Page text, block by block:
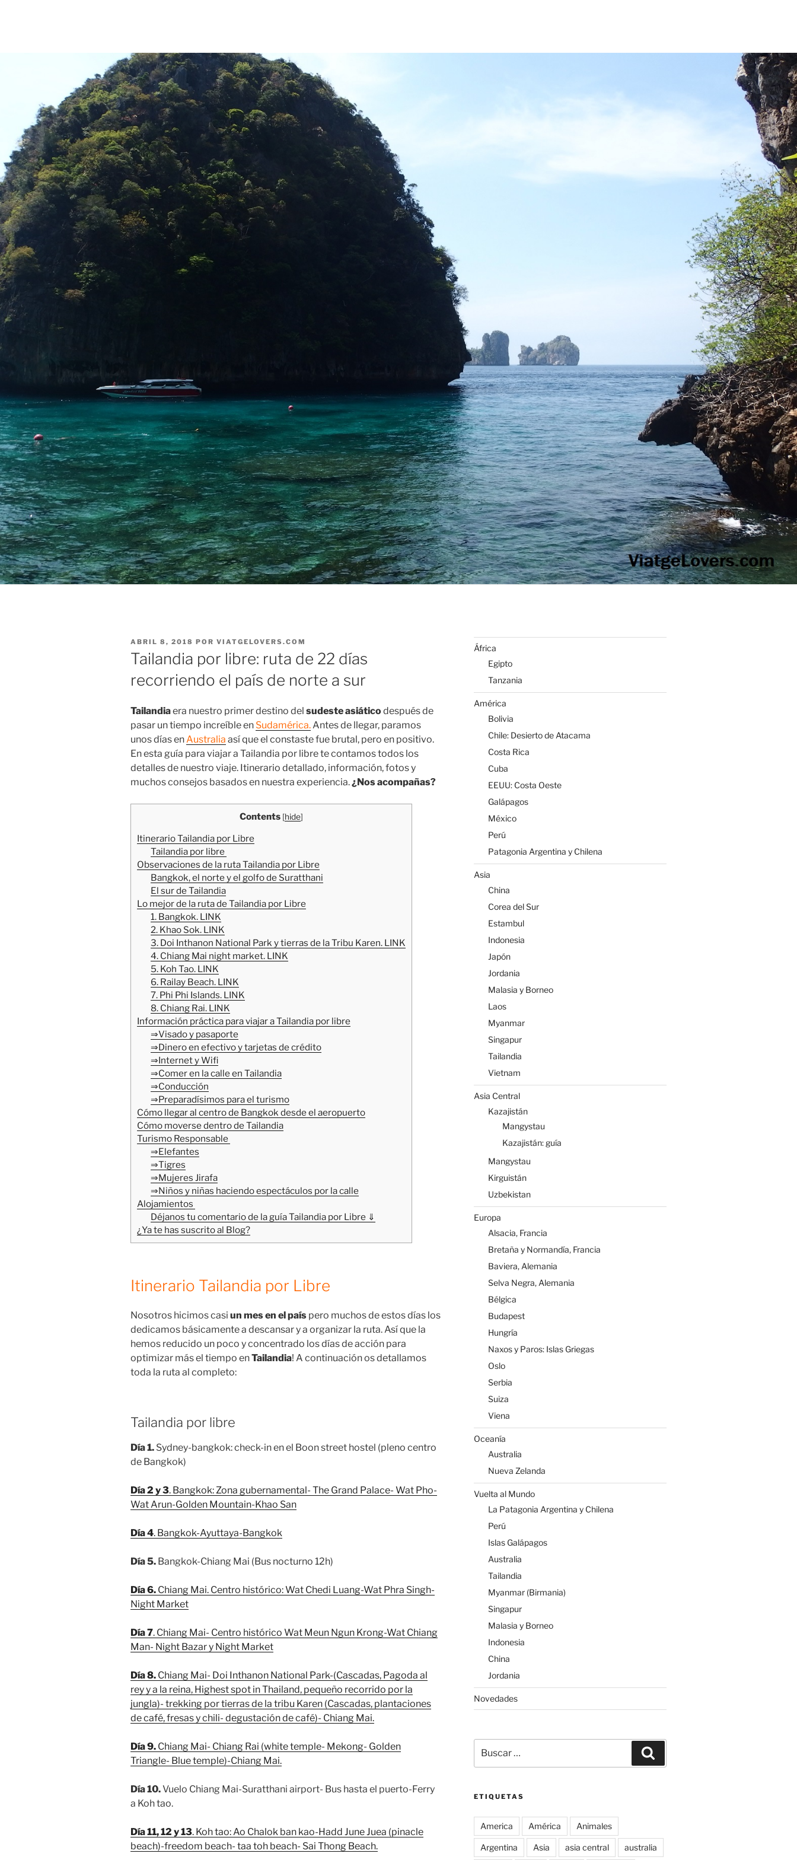
PUBLICADO
EL
ABRIL 8, 2018 POR VIATGELOVERS.COM
Tailandia por libre: ruta de 22 días
recorriendo el país de norte a sur
Tailandiaera nuestro primer destino del sudeste asiáticodespués de
pasar un tiempo increíble en Sudamérica.Antes de llegar, paramos
unos días enAustralia así que el constaste fue brutal, pero en positivo.
En esta guía para viajar a Tailandia por libre te contamos todos los
detalles de nuestro viaje. Itinerario detallado, información, fotos y
muchos consejos basados en nuestra experiencia.¿Nos acompañas?
Contents [hide]
Itinerario Tailandia por Libre
Tailandia por libre
Observaciones de la ruta Tailandia por Libre
Bangkok, el norte y el golfo de Suratthani
El sur de Tailandia
Lo mejor de la ruta de Tailandia por Libre
1. Bangkok. LINK
2. Khao Sok. LINK
3. Doi Inthanon National Park y tierras de la Tribu Karen. LINK
4. Chiang Mai night market. LINK
5. Koh Tao. LINK
6. Railay Beach. LINK
7. Phi Phi Islands. LINK
8. Chiang Rai. LINK
Información práctica para viajar a Tailandia por libre
⇒Visado y pasaporte
⇒Dinero en efectivo y tarjetas de crédito
⇒Internet y Wifi
⇒Comer en la calle en Tailandia
⇒Conducción
⇒Preparadísimos para el turismo
Cómo llegar al centro de Bangkok desde el aeropuerto
Cómo moverse dentro de Tailandia
Turismo Responsable
⇒Elefantes
⇒Tigres
⇒Mujeres Jirafa
⇒Niños y niñas haciendo espectáculos por la calle
Alojamientos
Déjanos tu comentario de la guía Tailandia por Libre ⇓
¿Ya te has suscrito al Blog?
Itinerario Tailandia por Libre
Nosotros hicimos casi un mes en el país pero muchos de estos días los
dedicamos básicamente a descansar y a organizar la ruta. Así que la
hemos reducido un poco y concentrado los días de acción para
optimizar más el tiempo enTailandia! A continuación os detallamos
toda la ruta al completo:
Tailandia por libre
Día 1. Sydney-bangkok: check-in en el Boon street hostel (pleno centro
de Bangkok)
Día 2 y 3. Bangkok: Zona gubernamental- The Grand Palace- Wat Pho-
Wat Arun-Golden Mountain-Khao San
Día 4. Bangkok-Ayuttaya-Bangkok
Día 5. Bangkok-Chiang Mai (Bus nocturno 12h)
Día 6. Chiang Mai. Centro histórico: Wat Chedi Luang-Wat Phra Singh-
Night Market
Día 7. Chiang Mai- Centro histórico Wat Meun Ngun Krong-Wat Chiang
Man- Night Bazar y Night Market
Día 8. Chiang Mai- Doi Inthanon National Park-(Cascadas, Pagoda al
rey y a la reina, Highest spot in Thailand, pequeño recorrido por la
jungla)- trekking por tierras de la tribu Karen (Cascadas, plantaciones
de café, fresas y chili- degustación de café)- Chiang Mai.
Día 9. Chiang Mai- Chiang Rai (white temple- Mekong- Golden
Triangle- Blue temple)-Chiang Mai.
Día 10.Vuelo Chiang Mai-Suratthani airport- Bus hasta el puerto-Ferry
a Koh tao.
Día 11, 12 y 13. Koh tao: Ao Chalok ban kao-Hadd June Juea (pinacle
beach)-freedom beach- taa toh beach- Sai Thong Beach.
África
Egipto
Tanzania
América
Bolivia
Chile: Desierto de Atacama
Costa Rica
Cuba
EEUU: Costa Oeste
Galápagos
México
Perú
Patagonia Argentina y Chilena
Asia
China
Corea del Sur
Estambul
Indonesia
Japón
Jordania
Malasia y Borneo
Laos
Myanmar
Singapur
Tailandia
Vietnam
Asia Central
Kazajistán
Mangystau
Kazajistán: guía
Mangystau
Kirguistán
Uzbekistan
Europa
Alsacia, Francia
Bretaña y Normandía, Francia
Baviera, Alemania
Selva Negra, Alemania
Bélgica
Budapest
Hungría
Naxos y Paros: Islas Griegas
Oslo
Serbia
Suiza
Viena
Oceanía
Australia
Nueva Zelanda
Vuelta al Mundo
La Patagonia Argentina y Chilena
Perú
Islas Galápagos
Australia
Tailandia
Myanmar (Birmania)
Singapur
Malasia y Borneo
Indonesia
China
Jordania
Novedades
por:
ETIQUETAS
America América Animales
Argentina Asia asia central australia